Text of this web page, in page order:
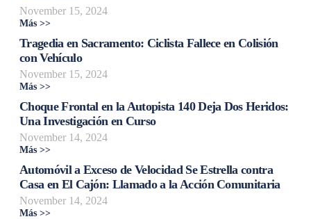
November 15, 2024
Más >>
Tragedia en Sacramento: Ciclista Fallece en Colisión
con Vehículo
November 15, 2024
Más >>
Choque Frontal en la Autopista 140 Deja Dos Heridos:
Una Investigación en Curso
November 14, 2024
Más >>
Automóvil a Exceso de Velocidad Se Estrella contra
Casa en El Cajón: Llamado a la Acción Comunitaria
November 14, 2024
Más >>